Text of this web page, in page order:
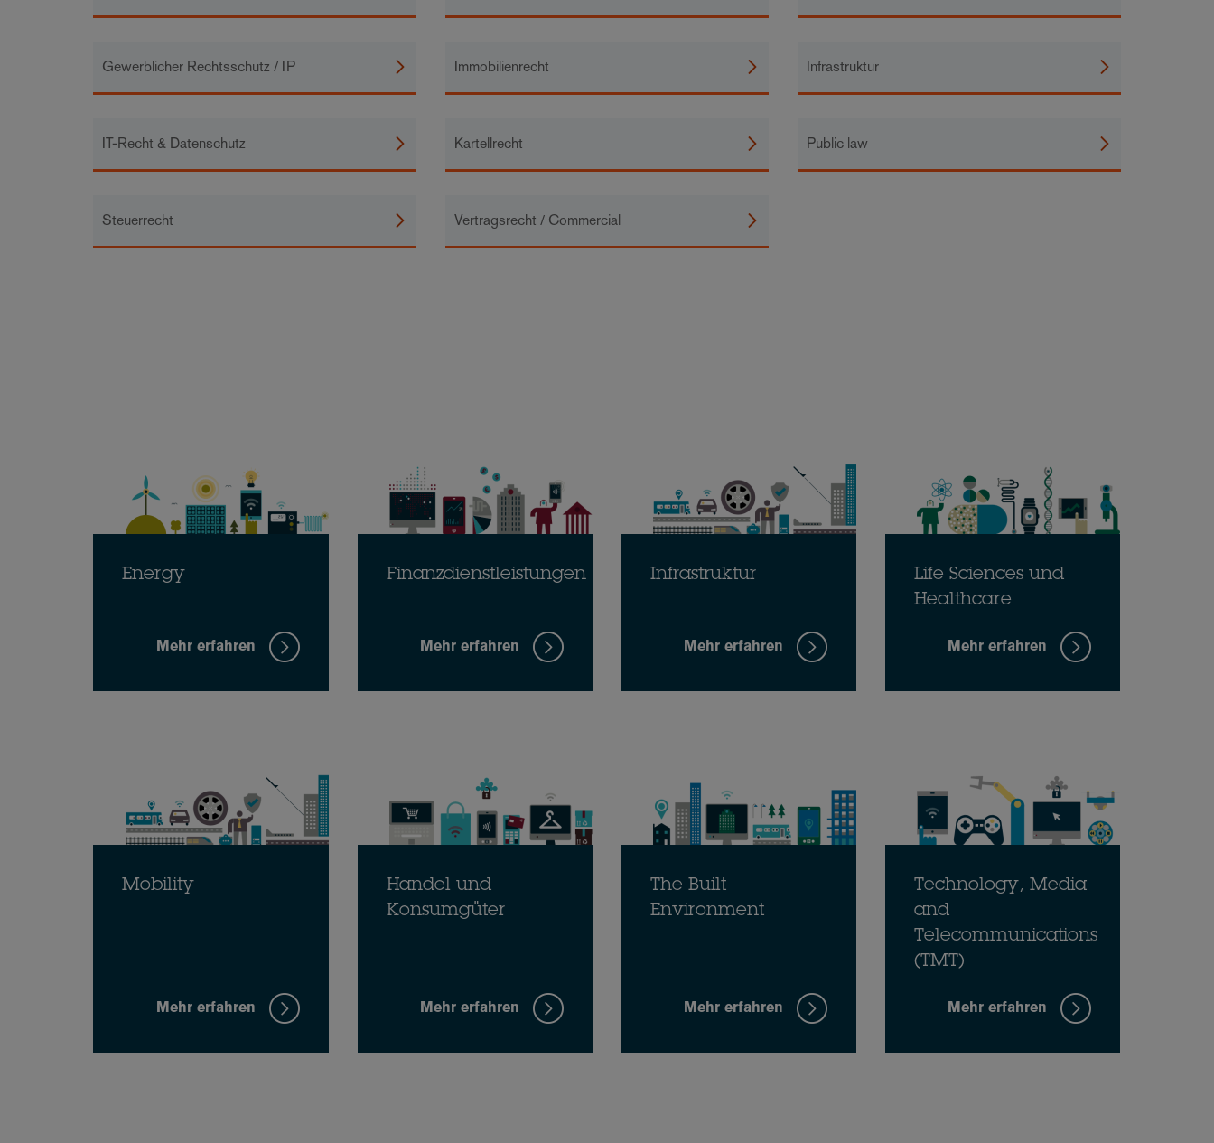
Gewerblicher Rechtsschutz / IP Immobilienrecht Infrastruktur
IT-Recht & Datenschutz Kartellrecht Public law
Steuerrecht Vertragsrecht / Commercial
Energy
Mehr erfahren
Finanzdienstleistungen
Mehr erfahren
Infrastruktur
Mehr erfahren
Life Sciences und
Healthcare
Mehr erfahren
Mobility
Mehr erfahren
Handel und
Konsumgüter
Mehr erfahren
The Built
Environment
Mehr erfahren
Technology, Media
and
Telecommunications
(TMT)
Mehr erfahren